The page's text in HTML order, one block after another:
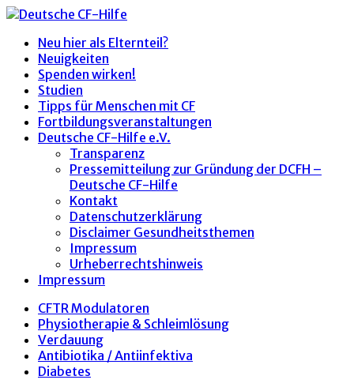
Neu hier als Elternteil?
Neuigkeiten
Spenden wirken!
Studien
Tipps für Menschen mit CF
Fortbildungsveranstaltungen
Deutsche CF-Hilfe e.V.
Transparenz
Pressemitteilung zur Gründung der DCFH –
Deutsche CF-Hilfe
Kontakt
Datenschutzerklärung
Disclaimer Gesundheitsthemen
Impressum
Urheberrechtshinweis
Impressum
CFTR Modulatoren
Physiotherapie & Schleimlösung
Verdauung
Antibiotika / Antiinfektiva
Diabetes